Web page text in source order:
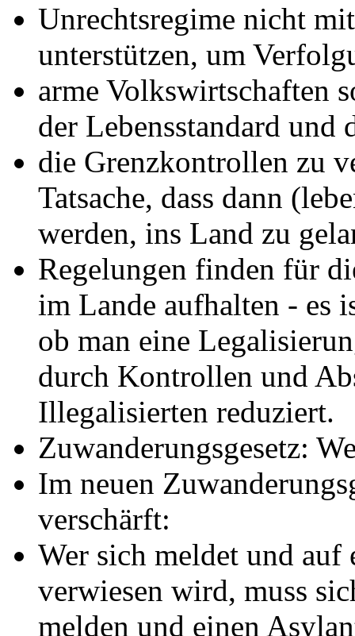
Unrechtsregime nicht
unterstützen, um
arme Volkswirtschaften
der Lebensstandard und
die Grenzkontrollen zu
Tatsache, dass dann
werden, ins Land zu
Regelungen finden für
im Lande aufhalten - es
ob man eine
durch Kontrollen und
Illegalisierten reduziert.
Zuwanderungsgesetz:
Im neuen
verschärft:
Wer sich meldet und auf
verwiesen wird, muss
melden und einen